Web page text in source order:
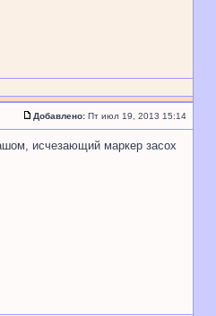
Добавлено: Пт июл 19, 2013 15:14
исчезающий маркер засох